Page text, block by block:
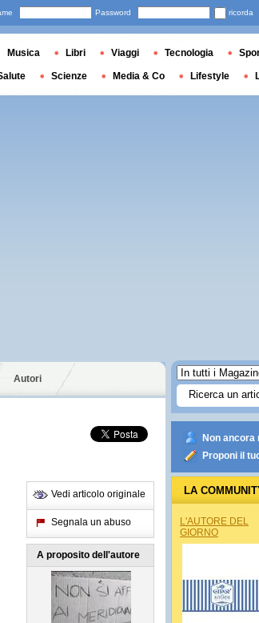
Autori
Vedi articolo originale
Segnala un abuso
A proposito dell'autore
Non ancora
Proponi il
LA
L'AUTORE DEL
GIORNO
Password ricorda
Musica Libri Viaggi Tecnologia
Scienze Media & Co Lifestyle